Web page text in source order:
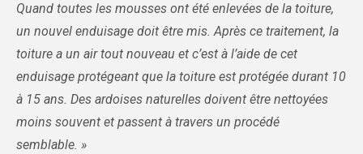
Quand toutes les mousses ont été enlevées de la toiture,
un nouvel enduisage doit être mis. Après ce traitement, la
toiture a un air tout nouveau et c’est à l’aide de cet
enduisage protégeant que la toiture est protégée durant 10
à 15 ans. Des ardoises naturelles doivent être nettoyées
moins souvent et passent à travers un procédé
semblable. »